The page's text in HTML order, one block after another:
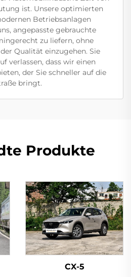
ist. Unsere optimierten
Betriebsanlagen
angepasste gebrauchte
zu liefern, ohne
Qualität einzugehen. Sie
verlassen, dass wir einen
der Sie schneller auf die
bringt.
Produkte
CX-5